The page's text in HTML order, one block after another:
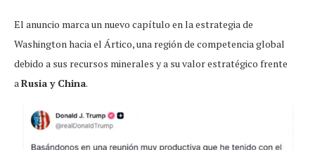
El anuncio marca un nuevo capítulo en la estrategia de
Washington hacia el Ártico, una región de competencia global
debido a sus recursos minerales y a su valor estratégico frente
a Rusia y China.